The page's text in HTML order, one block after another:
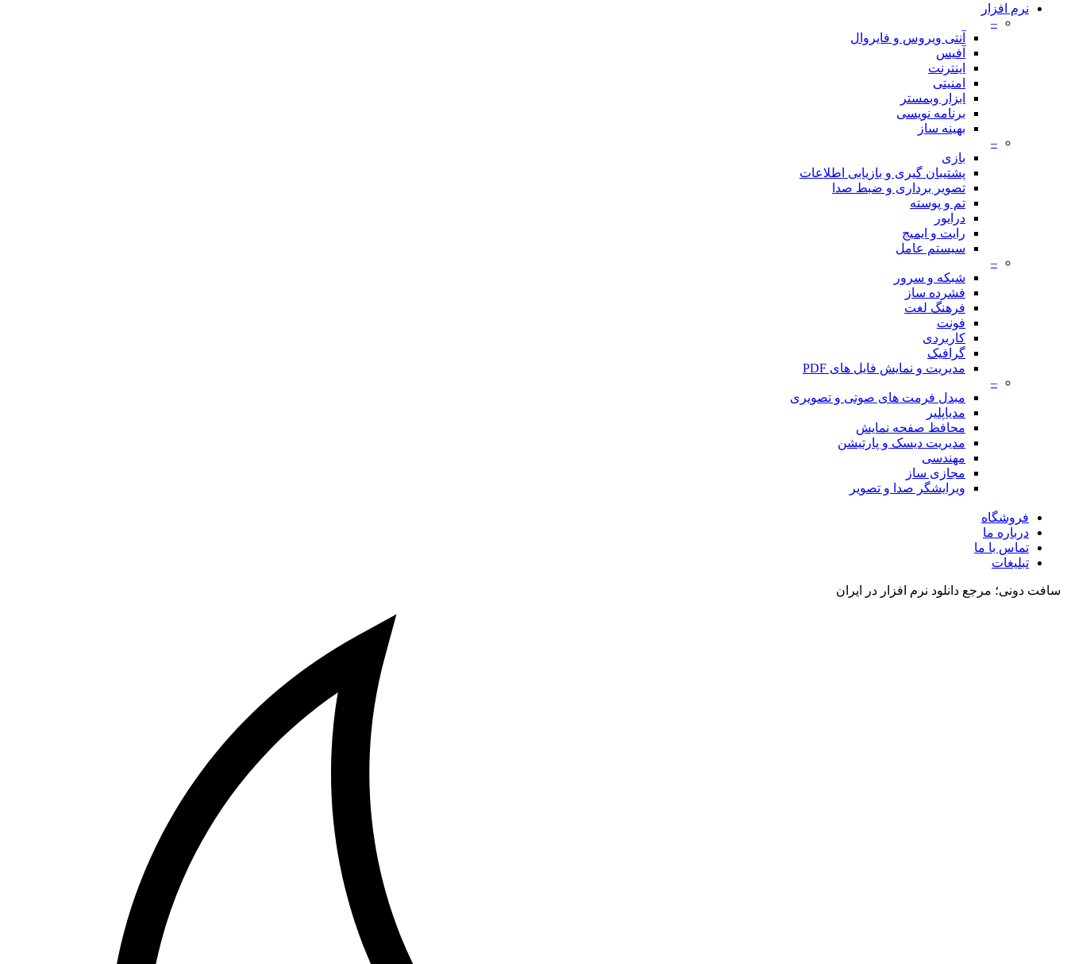
نرم افزار
–
آنتی ویروس و فایروال
آفیس
اینترنت
امنیتی
ابزار وبمستر
برنامه نویسی
بهینه ساز
–
بازی
پشتیبان گیری و بازیابی اطلاعات
تصویر برداری و ضبط صدا
تم و پوسته
درایور
رایت و ایمیج
سیستم عامل
–
شبکه و سرور
فشرده ساز
فرهنگ لغت
فونت
کاربردی
گرافیک
مدیریت و نمایش فایل های PDF
–
مبدل فرمت های صوتی و تصویری
مدیاپلیر
محافظ صفحه نمایش
مدیریت دیسک و پارتیشن
مهندسی
مجازی ساز
ویرایشگر صدا و تصویر
فروشگاه
درباره ما
تماس با ما
تبلیغات
سافت دونی؛ مرجع دانلود نرم افزار در ایران